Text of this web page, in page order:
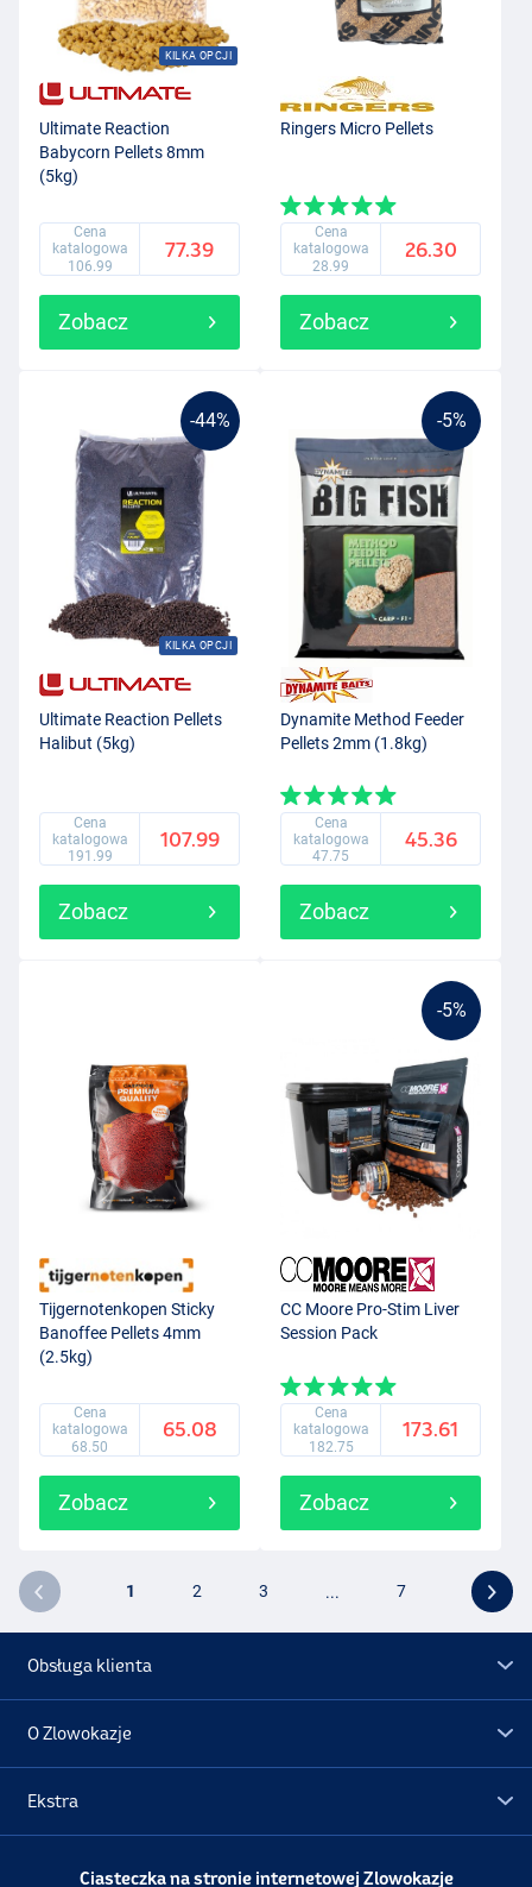
KILKA OPCJI
Ultimate Reaction
Babycorn Pellets 8mm
(5kg)
Cena
katalogowa
106.99
77.39
Zobacz
Ringers Micro Pellets
Cena
katalogowa
28.99
26.30
Zobacz
-44%
KILKA OPCJI
Ultimate Reaction Pellets
Halibut (5kg)
Cena
katalogowa
191.99
107.99
Zobacz
-5%
Dynamite Method Feeder
Pellets 2mm (1.8kg)
Cena
katalogowa
47.75
45.36
Zobacz
Tijgernotenkopen Sticky
Banoffee Pellets 4mm
(2.5kg)
Cena
katalogowa
68.50
65.08
Zobacz
-5%
CC Moore Pro-Stim Liver
Session Pack
Cena
katalogowa
182.75
173.61
Zobacz
1 2 3 ... 7
Obsługa klienta
O Zlowokazje
Ekstra
PromocjeCiasteczka na stronie internetowej Zlowokazje